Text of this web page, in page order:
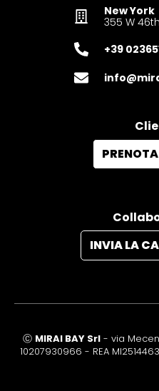
New York
355 W
+39
INVIA LA
Ⓒ MIRAI BAY Srl - via
10207930966 - REA